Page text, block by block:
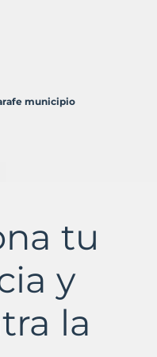
municipio
tu
y
la